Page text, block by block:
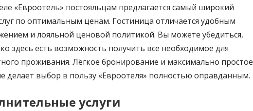
«Евроотель» постояльцам предлагается самый широкий
по оптимальным ценам. Гостиница отличается удобным
и лояльной ценовой политикой. Вы можете убедиться,
здесь есть возможность получить все необходимое для
проживания. Лёгкое бронирование и максимально простое
делает выбор в пользу «Евроотеля» полностью оправданным.
услуги